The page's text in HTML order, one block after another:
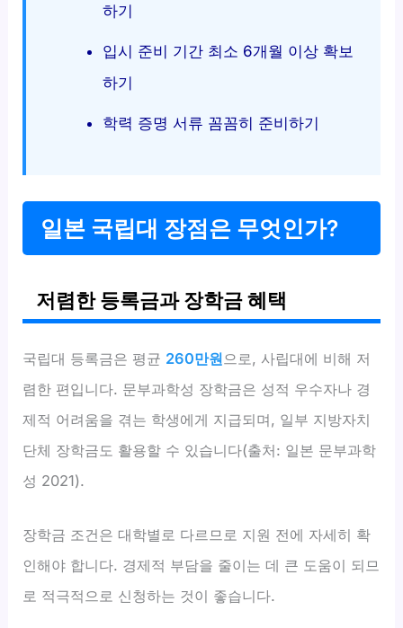
하기
입시 준비 기간 최소 6개월 이상 확보
하기
학력 증명 서류 꼼꼼히 준비하기
일본 국립대 장점은 무엇인가?
저렴한 등록금과 장학금 혜택
국립대 등록금은 평균 260만원으로, 사립대에 비해 저
렴한 편입니다. 문부과학성 장학금은 성적 우수자나 경
제적 어려움을 겪는 학생에게 지급되며, 일부 지방자치
단체 장학금도 활용할 수 있습니다(출처: 일본 문부과학
성 2021).
장학금 조건은 대학별로 다르므로 지원 전에 자세히 확
인해야 합니다. 경제적 부담을 줄이는 데 큰 도움이 되므
로 적극적으로 신청하는 것이 좋습니다.